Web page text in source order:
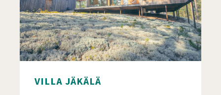
VILLA JÄKÄLÄ